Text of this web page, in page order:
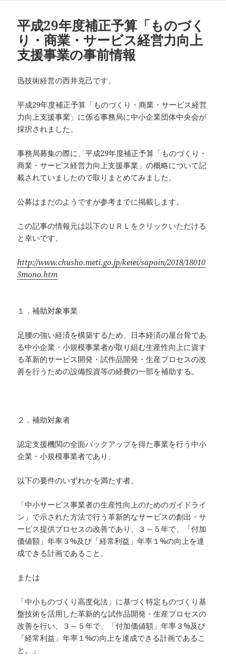
ー
平成29年度補正予算「ものづく
り・商業・サービス経営力向上
支援事業の事前情報
迅技術経営の西井克己です。
平成29年度補正予算「ものづくり・商業・サービス経営
力向上支援事業」に係る事務局に中小企業団体中央会が
採択されました。
事務局募集の際に、平成29年度補正予算「ものづくり・
商業・サービス経営力向上支援事業」の概略について記
載されていましたので取りまとめてみました。
公募はまだのようですが参考までに掲載します。
この記事の情報元は以下のＵＲＬをクリックいただける
と幸いです。
http://www.chusho.meti.go.jp/keiei/sapoin/2018/18010
5mono.htm
１．補助対象事業
足腰の強い経済を構築するため、日本経済の屋台骨であ
る中小企業・小規模事業者が取り組む生産性向上に資す
る革新的サービス開発・試作品開発・生産プロセスの改
善を行うための設備投資等の経費の一部を補助する。
２．補助対象者
認定支援機関の全面バックアップを得た事業を行う中小
企業・小規模事業者であり、
以下の要件のいずれかを満たす者。
「中小サービス事業者の生産性向上のためのガイドライ
ン」で示された方法で行う革新的なサービスの創出・サ
ービス提供プロセスの改善であり、３～５年で、「付加
価値額」年率３%及び「経常利益」年率１%の向上を達
成できる計画であること。
または
「中小ものづくり高度化法」に基づく特定ものづくり基
盤技術を活用した革新的な試作品開発・生産プロセスの
改善を行い、３～５年で、「付加価値額」年率３%及び
「経常利益」年率１%の向上を達成できる計画であるこ
と。」